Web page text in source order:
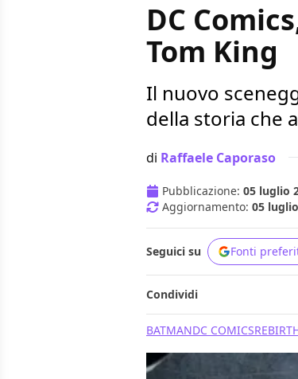
DC
Tom King
Il nuovo
della storia che
di Raffaele Caporaso
Pubblicazione: 05 luglio
Aggiornamento: 05
Seguici su Fonti
Condividi
BATMANDC COMICS